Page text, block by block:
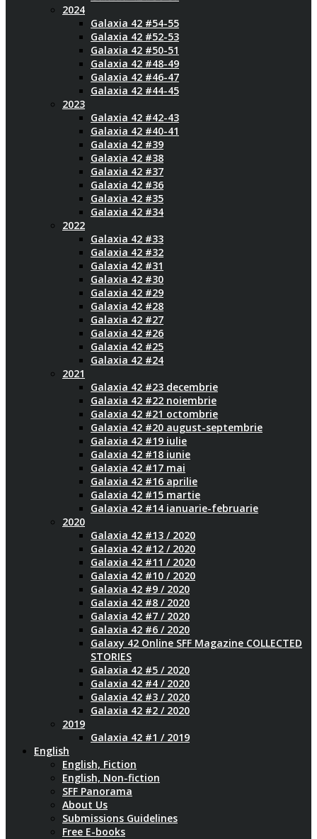
2024
Galaxia 42 #54-55
Galaxia 42 #52-53
Galaxia 42 #50-51
Galaxia 42 #48-49
Galaxia 42 #46-47
Galaxia 42 #44-45
2023
Galaxia 42 #42-43
Galaxia 42 #40-41
Galaxia 42 #39
Galaxia 42 #38
Galaxia 42 #37
Galaxia 42 #36
Galaxia 42 #35
Galaxia 42 #34
2022
Galaxia 42 #33
Galaxia 42 #32
Galaxia 42 #31
Galaxia 42 #30
Galaxia 42 #29
Galaxia 42 #28
Galaxia 42 #27
Galaxia 42 #26
Galaxia 42 #25
Galaxia 42 #24
2021
Galaxia 42 #23 decembrie
Galaxia 42 #22 noiembrie
Galaxia 42 #21 octombrie
Galaxia 42 #20 august-septembrie
Galaxia 42 #19 iulie
Galaxia 42 #18 iunie
Galaxia 42 #17 mai
Galaxia 42 #16 aprilie
Galaxia 42 #15 martie
Galaxia 42 #14 ianuarie-februarie
2020
Galaxia 42 #13 / 2020
Galaxia 42 #12 / 2020
Galaxia 42 #11 / 2020
Galaxia 42 #10 / 2020
Galaxia 42 #9 / 2020
Galaxia 42 #8 / 2020
Galaxia 42 #7 / 2020
Galaxia 42 #6 / 2020
Galaxy 42 Online SFF Magazine COLLECTED
STORIES
Galaxia 42 #5 / 2020
Galaxia 42 #4 / 2020
Galaxia 42 #3 / 2020
Galaxia 42 #2 / 2020
2019
Galaxia 42 #1 / 2019
English
English, Fiction
English, Non-fiction
SFF Panorama
About Us
Submissions Guidelines
Free E-books